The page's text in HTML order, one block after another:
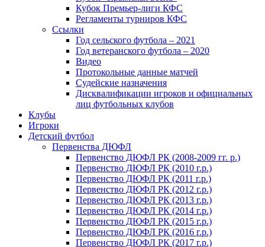
Кубок Премьер-лиги КФС
Регламенты турниров КФС
Ссылки
Год сельского футбола – 2021
Год ветеранского футбола – 2020
Видео
Протокольные данные матчей
Судейские назначения
Дисквалификации игроков и официальных
лиц футбольных клубов
Клубы
Игроки
Детский футбол
Первенства ДЮФЛ
Первенство ДЮФЛ РК (2008-2009 гг. р.)
Первенство ДЮФЛ РК (2010 г.р.)
Первенство ДЮФЛ РК (2011 г.р.)
Первенство ДЮФЛ РК (2012 г.р.)
Первенство ДЮФЛ РК (2013 г.р.)
Первенство ДЮФЛ РК (2014 г.р.)
Первенство ДЮФЛ РК (2015 г.р.)
Первенство ДЮФЛ РК (2016 г.р.)
Первенство ДЮФЛ РК (2017 г.р.)